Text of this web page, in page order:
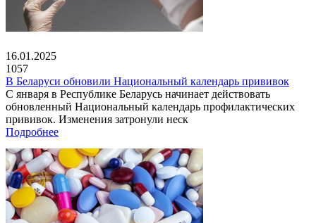
16.01.2025
1057
В Беларуси обновили Национальный календарь прививок
С января в Республике Беларусь начинает действовать
обновленный Национальный календарь профилактических
прививок. Изменения затронули неск
Подробнее